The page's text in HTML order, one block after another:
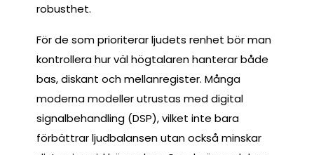
robusthet.
För de som prioriterar ljudets renhet bör man
kontrollera hur väl högtalaren hanterar både
bas, diskant och mellanregister. Många
moderna modeller utrustas med digital
signalbehandling (DSP), vilket inte bara
förbättrar ljudbalansen utan också minskar